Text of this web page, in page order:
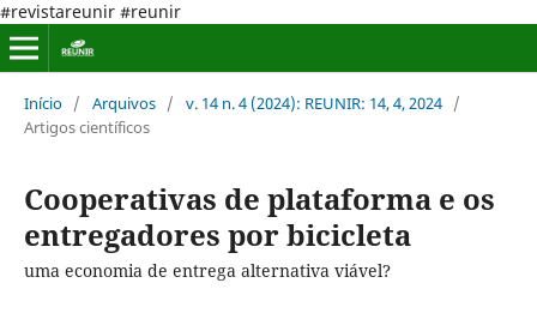
#revistareunir #reunir
Início / Arquivos / v. 14 n. 4 (2024): REUNIR: 14, 4, 2024 /
Artigos científicos
Cooperativas de plataforma e os
entregadores por bicicleta
uma economia de entrega alternativa viável?